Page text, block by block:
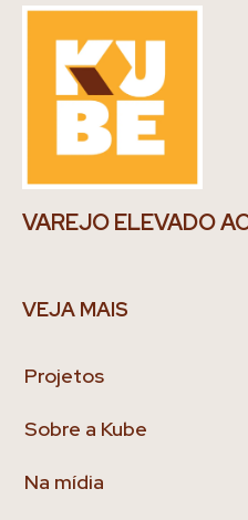
VAREJO ELEVADO
VEJA MAIS
Projetos
Sobre a Kube
Na mídia